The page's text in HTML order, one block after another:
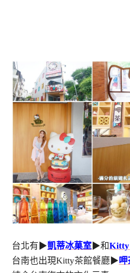
台北有▶凱蒂冰菓室▶和Kitty
台南也出現Kitty茶館餐廳▶呷